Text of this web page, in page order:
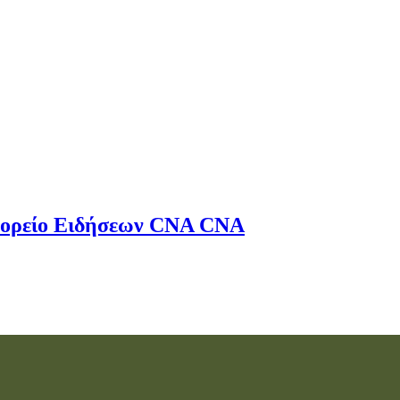
Ειδήσεων CNA CNA